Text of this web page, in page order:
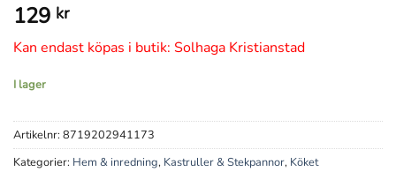
129 kr
Kan endast köpas i butik: Solhaga Kristianstad
I lager
Artikelnr: 8719202941173
Kategorier: Hem & inredning, Kastruller & Stekpannor, Köket